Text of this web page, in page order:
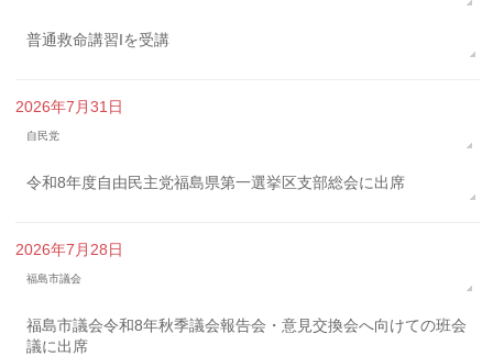
普通救命講習Iを受講
2026年7月31日
自民党
令和8年度自由民主党福島県第一選挙区支部総会に出席
2026年7月28日
福島市議会
福島市議会令和8年秋季議会報告会・意見交換会へ向けての班会
議に出席